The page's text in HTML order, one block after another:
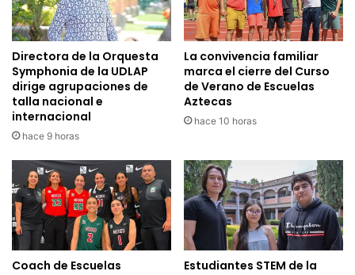
Directora de la Orquesta
Symphonia de la UDLAP
dirige agrupaciones de
talla nacional e
internacional
hace 9 horas
La convivencia familiar
marca el cierre del Curso
de Verano de Escuelas
Aztecas
hace 10 horas
Coach de Escuelas
Estudiantes STEM de la